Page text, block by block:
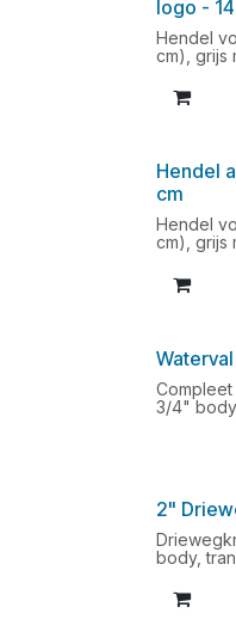
Opgelet:
PTPL-
ipv witte
logo -
Hendel
cm), grijs
Lengte
Hendel
cm
Hendel
cm), grijs
Lengte
Compleet
3/4"
2"
body,
L.A.Spas